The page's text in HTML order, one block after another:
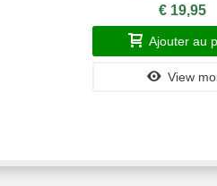
€ 19,95
Ajouter au
View